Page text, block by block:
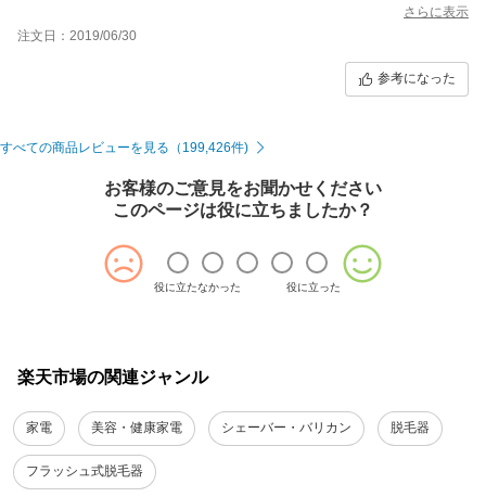
が、実感としてサロンと同程度の光の強さなので効かないという
ことはないのではないかと考えられます。もちろん医療脱毛のよ
しかし、何よりもサロンなどに通わなくても自宅で脱毛ができる
という時間的な自由に7万円を払える人ならばおすすめできます。
そして私のこのレビューも含め、ほとんどは特典目当てのレビュ
さらに表示
注文日：2019/06/30
参考になった
すべての商品レビューを見る（199,426件)
お客様のご意見をお聞かせください
このページは役に立ちましたか？
役に立たなかった 役に立った
楽天市場の関連ジャンル
家電 美容・健康家電 シェーバー・バリカン 脱毛器
フラッシュ式脱毛器